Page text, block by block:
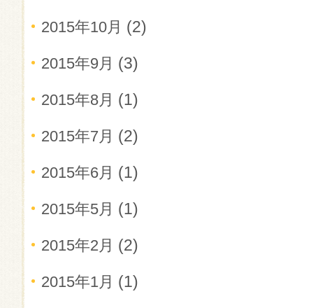
2015年10月 (2)
2015年9月 (3)
2015年8月 (1)
2015年7月 (2)
2015年6月 (1)
2015年5月 (1)
2015年2月 (2)
2015年1月 (1)